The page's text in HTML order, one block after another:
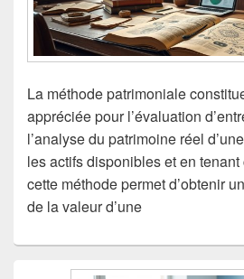
La méthode patrimoniale
appréciée pour l’évaluation
l’analyse du patrimoine réel
les actifs disponibles et en
cette méthode permet d’obtenir
de la valeur d’une